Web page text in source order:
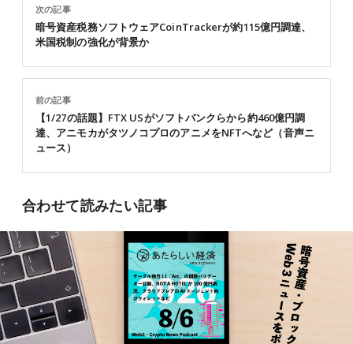
前の記事
【1/27の話題】FTX USがソフトバンクらから約460億円調
達、アニモカがタツノコプロのアニメをNFTへなど（音声ニ
ュース）
次の記事
暗号資産税務ソフトウェアCoinTrackerが約115億円調達、
米国税制の強化が背景か
合わせて読みたい記事